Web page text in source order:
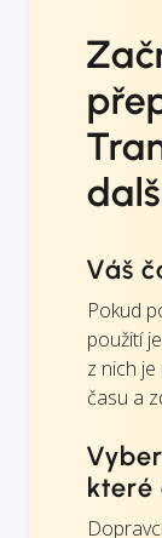
Váš
Pokud
použití
z nich je
času a
které